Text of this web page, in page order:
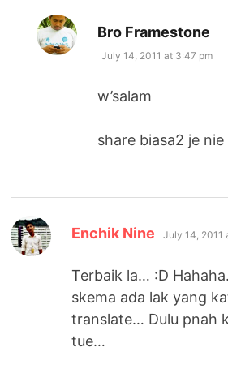
Bro Framestone
July 14, 2011 at 3:47 pm
w’salam
share biasa2 je nie
Enchik Nine says:
July 14, 2011
Terbaik la… :D
skema ada lak yang
translate… Dulu pnah
tue…